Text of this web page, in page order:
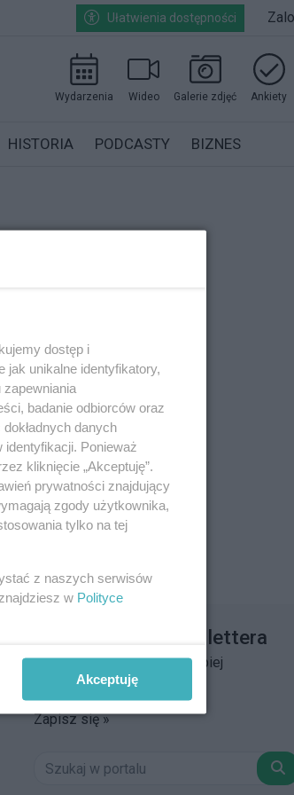
Ułatwienia dostępności
Wydarzenia Wideo Galerie zdjęć Ankiety
HISTORIA PODCASTY BIZNES
Zapisz się do newslettera
Dołącz do grona ludzi najlepiej
poinformowanych!
Zapisz się »
dostęp i
jak unikalne identyfikatory,
zapewniania
badanie odbiorców oraz
danych
Ponieważ
kliknięcie „Akceptuję”.
prywatności znajdujący
zgody użytkownika,
tylko na tej
z naszych serwisów
w Polityce
Akceptuję